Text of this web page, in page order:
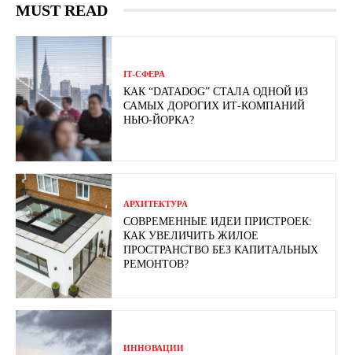
MUST READ
ІТ-СФЕРА
КАК “DATADOG” СТАЛА ОДНОЙ ИЗ
САМЫХ ДОРОГИХ ИТ-КОМПАНИЙ
НЬЮ-ЙОРКА?
АРХИТЕКТУРА
СОВРЕМЕННЫЕ ИДЕИ ПРИСТРОЕК:
КАК УВЕЛИЧИТЬ ЖИЛОЕ
ПРОСТРАНСТВО БЕЗ КАПИТАЛЬНЫХ
РЕМОНТОВ?
ИННОВАЦИИ